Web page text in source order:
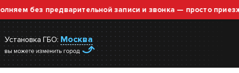
предварительной записи и звонка — просто приезжайте!
Установка ГБО: Москва